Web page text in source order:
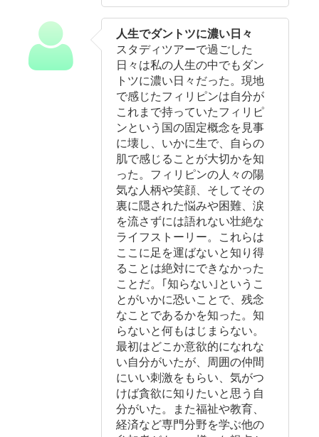
人生でダントツに濃い日々
スタディツアーで過ごした
日々は私の人生の中でもダン
トツに濃い日々だった。現地
で感じたフィリピンは自分が
これまで持っていたフィリピ
ンという国の固定概念を見事
に壊し、いかに生で、自らの
肌で感じることが大切かを知
った。フィリピンの人々の陽
気な人柄や笑顔、そしてその
裏に隠された悩みや困難、涙
を流さずには語れない壮絶な
ライフストーリー。これらは
ここに足を運ばないと知り得
ることは絶対にできなかった
ことだ。｢知らない｣というこ
とがいかに恐いことで、残念
なことであるかを知った。知
らないと何もはじまらない。
最初はどこか意欲的になれな
い自分がいたが、周囲の仲間
にいい刺激をもらい、気がつ
けば貪欲に知りたいと思う自
分がいた。また福祉や教育、
経済など専門分野を学ぶ他の